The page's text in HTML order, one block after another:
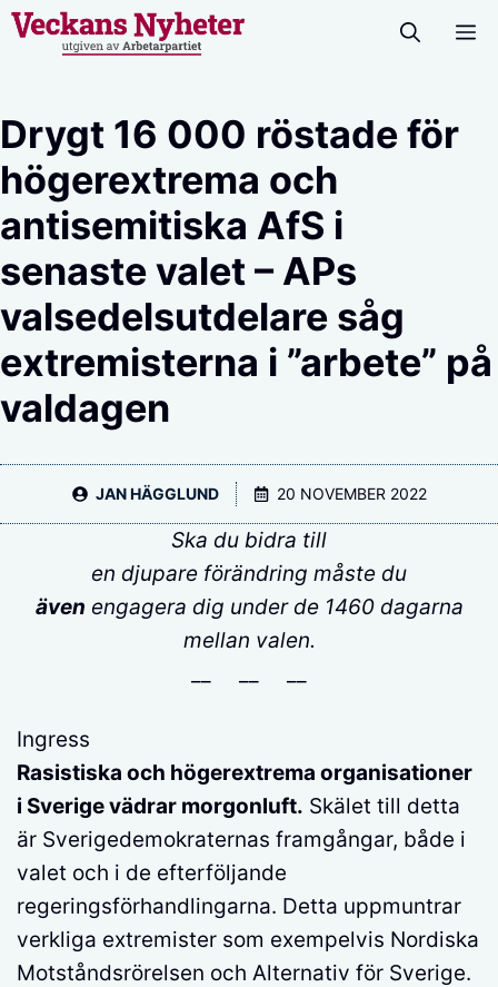
Hoppa
Drygt 16 000 röstade för
högerextrema och
antisemitiska AfS i
senaste valet – APs
valsedelsutdelare såg
extremisterna i ”arbete” på
valdagen
JAN HÄGGLUND 20 NOVEMBER 2022
Ska du bidra till
en djupare förändring måste du
även engagera dig under de 1460 dagarna
mellan valen.
Ingress
Rasistiska och högerextrema organisationer
i Sverige vädrar morgonluft. Skälet till detta
är Sverigedemokraternas framgångar, både i
valet och i de efterföljande
regeringsförhandlingarna. Detta uppmuntrar
verkliga extremister som exempelvis Nordiska
Motståndsrörelsen och Alternativ för Sverige.